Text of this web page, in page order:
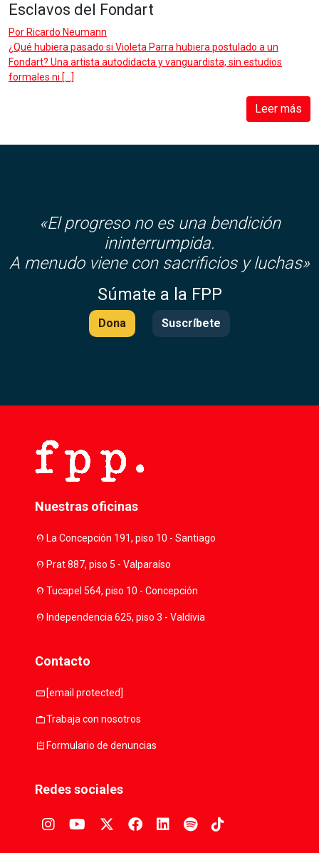
Esclavos del Fondart
Por Ricardo Neumann
¿Qué hubiera pasado si Violeta Parra hubiera postulado a un
Fondart? Una artista autodidacta y vanguardista, sin estudios
formales ni […]
Leer más
«El progreso no es una bendición
ininterrumpida.
A menudo viene con sacrificios y luchas»
Súmate a la FPP
Dona Suscríbete
Nuestras oficinas
location_onLa Concepción 191, piso 10 - Santiago
location_onPrat 887, piso 5 - Valparaíso
location_onTucapel 564, piso 10 - Concepción
location_onIndependencia 625, piso 3 - Valdivia
Contacto
mail [email protected]
workTrabaja con nosotros
assignmentFormulario de denuncias
Redes sociales